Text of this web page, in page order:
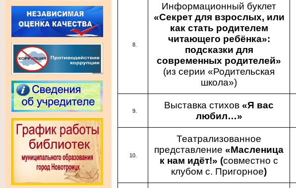
Информационный буклет
«Секрет для взрослых, или
как стать родителем
читающего ребёнка»:
подсказки для
современных родителей»
(из серии «Родительская
школа»)
Выставка стихов «Я вас
любил…»
Театрализованное
представление «Масленица
к нам идёт!» (совместно с
клубом с. Пригорное)